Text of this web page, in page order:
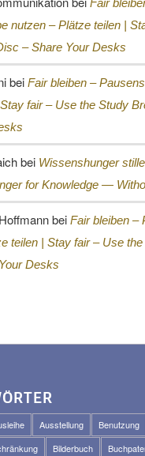
Fair
nutzen – Plätze teilen |
– Share Your Desks
bei Fair bleiben –
Stay fair – Use the Study
bei Wissenshunger
for Knowledge —
bei Fair bleiben –
teilen | Stay fair – Use
Desks
Ausstellung
Benutzung
Bilderbuch